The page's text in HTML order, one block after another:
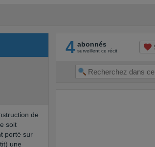
de
soit
porté sur
une
4 abonnés
surveillent ce récit